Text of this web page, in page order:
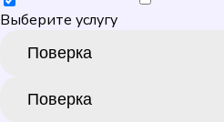
Выберите услугу